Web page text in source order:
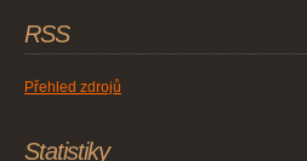
RSS
Přehled zdrojů
Statistiky